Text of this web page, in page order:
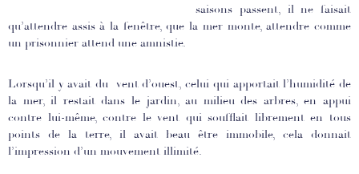
saisons passent, il ne faisait
qu’attendre assis à la fenêtre, que la mer monte, attendre comme
un prisonnier attend une amnistie.
Lorsqu’il y avait du vent d’ouest, celui qui apportait l’humidité de
la mer, il restait dans le jardin, au milieu des arbres, en appui
contre lui-même, contre le vent qui soufflait librement en tous
points de la terre, il avait beau être immobile, cela donnait
l’impression d’un mouvement illimité.